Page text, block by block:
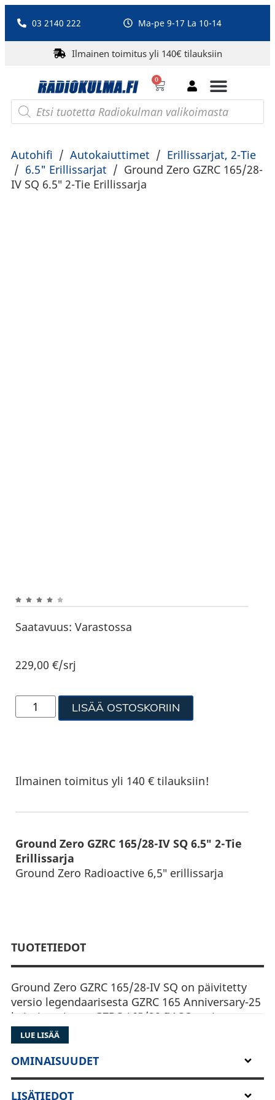
03 2140 222 Ma-pe 9-17 La 10-14
Ilmainen toimitus yli 140€ tilauksiin
0
Autohifi / Autokaiuttimet / Erillissarjat, 2-Tie
/ 6.5" Erillissarjat / Ground Zero GZRC 165/28-
IV SQ 6.5″ 2-Tie Erillissarja
Saatavuus: Varastossa
229,00€/srj
LISÄÄ OSTOSKORIIN
Ilmainen toimitus yli 140 € tilauksiin!
Ground Zero GZRC 165/28-IV SQ 6.5″ 2-Tie
Erillissarja
Ground Zero Radioactive 6,5″ erillissarja
TUOTETIEDOT
Ground Zero GZRC 165/28-IV SQ on päivitetty
versio legendaarisesta GZRC 165 Anniversary-25
kaiutinsarjasta. GZRC 165/28-IV SQ sarjan
midbassoina käytetään hyvä-äänisiä GZRK
165SQ elementtejä. Diskantteina on uudet
laadukkaat 28mm silkkikalotit ( GZRT 28SE ).
Sarjan suunnittelun tavoitteena on ollut paras
mahdollinen äänenlaatu hintaluokassaan.
LUE LISÄÄ
OMINAISUUDET
LISÄTIEDOT